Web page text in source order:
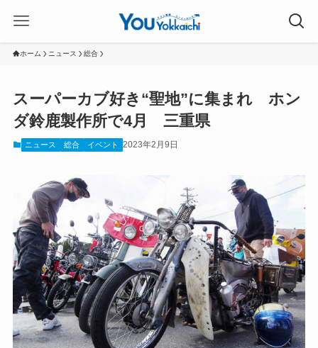
ホーム ニュース 総合
スーパーカブ好き“聖地”に集まれ ホン
ダ鈴鹿製作所で4月 三重県
ニュース 総合 イベント 2023年2月9日